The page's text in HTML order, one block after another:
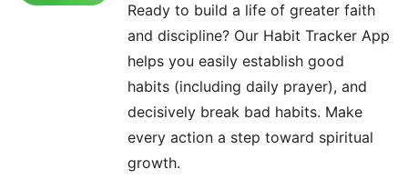
Ready to build a life of greater faith
and discipline? Our Habit Tracker App
helps you easily establish good
habits (including daily prayer), and
decisively break bad habits. Make
every action a step toward spiritual
growth.